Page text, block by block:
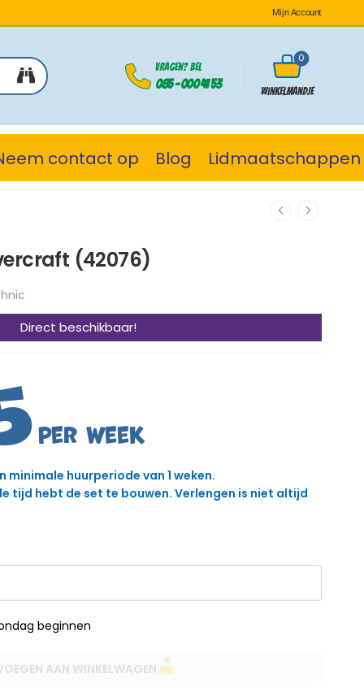
Mijn Account
Vragen? Bel
085 - 000 41 53
Winkelmandje
0
contact op Blog Lidmaatschappen
(42076)
Direct beschikbaar!
huurperiode van 1 weken.
tijd hebt de set te bouwen. Verlengen is niet altijd
beginnen
AAN WINKELWAGEN